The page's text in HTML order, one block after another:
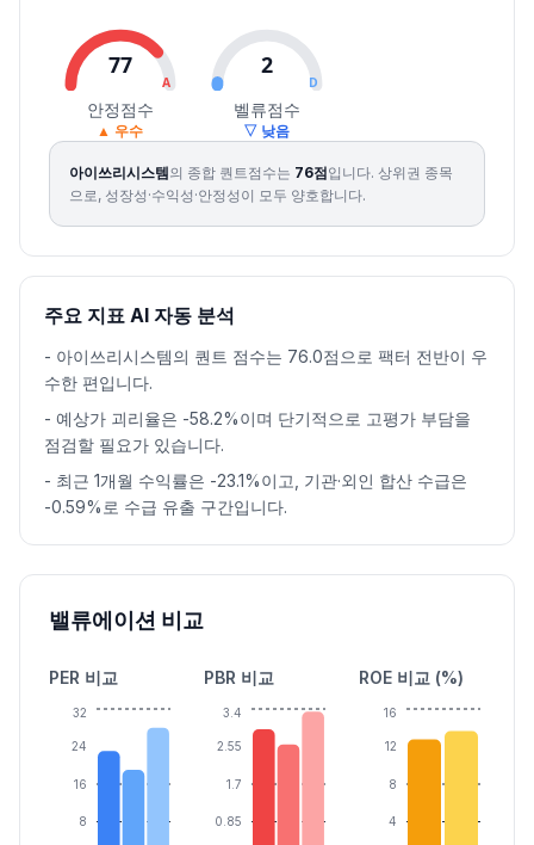
77
A
안정점수
▲ 우수
2
D
벨류점수
▽ 낮음
아이쓰리시스템의 종합 퀀트점수는 76점입니다. 상위권 종목
으로, 성장성·수익성·안정성이 모두 양호합니다.
주요 지표 AI 자동 분석
- 아이쓰리시스템의 퀀트 점수는 76.0점으로 팩터 전반이 우
수한 편입니다.
- 예상가 괴리율은 -58.2%이며 단기적으로 고평가 부담을
점검할 필요가 있습니다.
- 최근 1개월 수익률은 -23.1%이고, 기관·외인 합산 수급은
-0.59%로 수급 유출 구간입니다.
밸류에이션 비교
PER 비교
8
16
24
32
PBR 비교
0.85
1.7
2.55
3.4
ROE 비교 (%)
4
8
12
16